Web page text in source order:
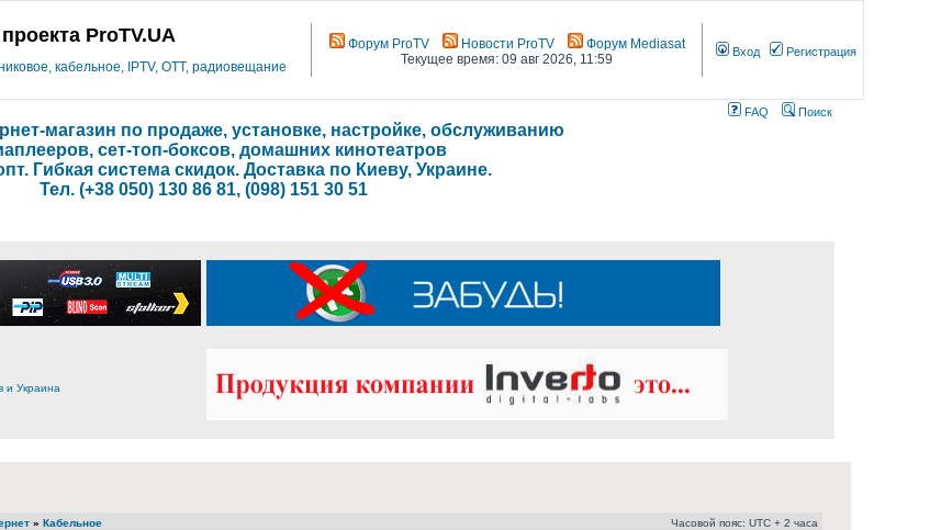
ProTV.UA
кабельное, IPTV, OTT, радиовещание
Форум ProTV Новости ProTV
Форум Mediasat
Текущее время: 09 авг 2026, 11:59
Вход Регистрация
FAQ Поиск
магазин по продаже, установке, настройке, обслуживанию
сет-топ-боксов, домашних кинотеатров
Гибкая система скидок. Доставка по Киеву, Украине.
Тел. (+38 050) 130 86 81, (098) 151 30 51
» Кабельное Часовой пояс: UTC + 2 часа